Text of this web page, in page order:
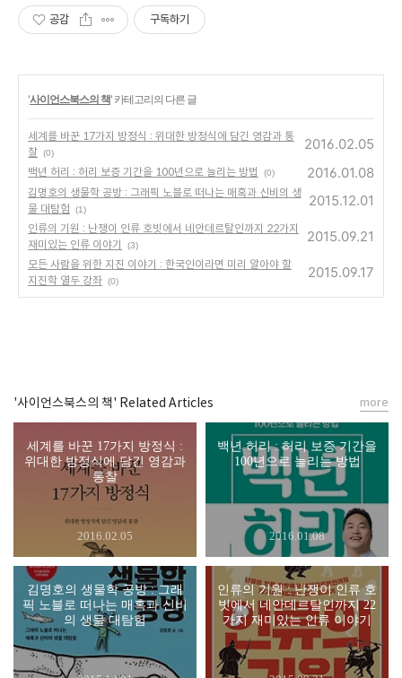
공감 구독하기
'사이언스북스의 책' 카테고리의 다른 글
세계를 바꾼 17가지 방정식 : 위대한 방정식에 담긴 영감과 통
찰 (0)
2016.02.05
백년 허리 : 허리 보증 기간을 100년으로 늘리는 방법 (0) 2016.01.08
김명호의 생물학 공방 : 그래픽 노블로 떠나는 매혹과 신비의 생
물 대탐험
(1)
2015.12.01
인류의 기원 : 난쟁이 인류 호빗에서 네안데르탈인까지 22가지
재미있는 인류 이야기
(3)
2015.09.21
모든 사람을 위한 지진 이야기 : 한국인이라면 미리 알아야 할
지진학 열두 강좌 (0)
2015.09.17
'사이언스북스의 책' Related Articles
세계를 바꾼 17가지 방정식 :
위대한 방정식에 담긴 영감과
통찰
2016.02.05
백년 허리 : 허리 보증 기간을
100년으로 늘리는 방법
2016.01.08
김명호의 생물학 공방 : 그래
픽 노블로 떠나는 매혹과 신비
의 생물 대탐험
인류의 기원 : 난쟁이 인류 호
빗에서 네안데르탈인까지 22
가지 재미있는 인류 이야기
more